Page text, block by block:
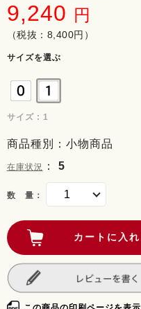
9,240 円
（税抜：8,400円）
サイズを選ぶ
サイズ : 1
商品種別：小物商品
在庫状況 ： 5
数 量：